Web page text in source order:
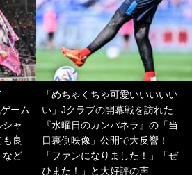
ーム
ャ
良
など
「めちゃくちゃ可愛いいいいい
い」Jクラブの開幕戦を訪れた
『水曜日のカンパネラ』の「当
日裏側映像」公開で大反響！
「ファンになりました！」「ぜ
ひまた！」と大好評の声